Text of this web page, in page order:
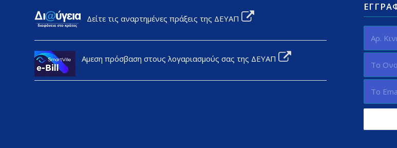
Δείτε τις αναρτημένες πράξεις της ΔΕΥΑΠ
Αμεση πρόσβαση στους λογαριασμούς σας της ΔΕΥΑΠ